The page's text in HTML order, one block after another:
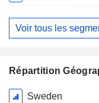
Voir tous les
Répartition
Période
Sweden